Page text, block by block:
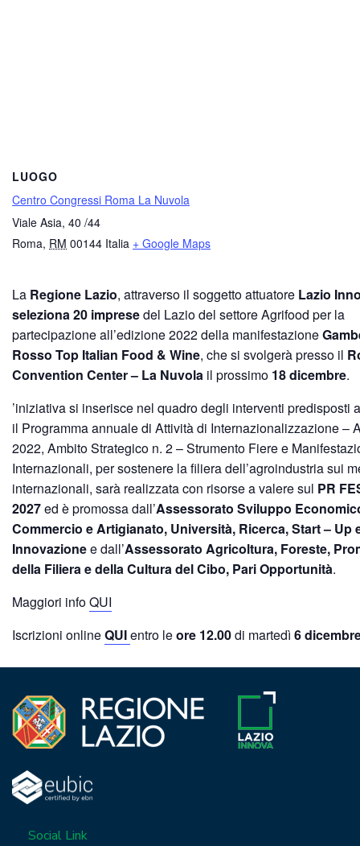
LUOGO
Centro Congressi Roma La Nuvola
Viale Asia, 40 /44
Roma, RM 00144 Italia + Google Maps
La Regione Lazio, attraverso il soggetto attuatore Lazio
seleziona 20 impresedel Lazio del settore Agrifood per la
partecipazione all’edizione 2022 della manifestazione
Rosso Top Italian Food & Wine, che si svolgerà presso il
Convention Center – La Nuvola il prossimo 18 dicembre.
’iniziativa si inserisce nel quadro degli interventi predisposti
il Programma annuale di Attività di Internazionalizzazione –
2022, Ambito Strategico n. 2 – Strumento Fiere e
Internazionali, per sostenere la filiera dell’agroindustria sui
internazionali, sarà realizzata con risorse a valere sul PR
2027ed è promossa dall’Assessorato Sviluppo
Commercio e Artigianato, Università, Ricerca, Start – Up
Innovazionee dall’Assessorato Agricoltura, Foreste,
della Filiera e della Cultura del Cibo, Pari Opportunità.
Maggiori infoQUI
Iscrizioni onlineQUIentro leore 12.00di martedì 6
Social Link